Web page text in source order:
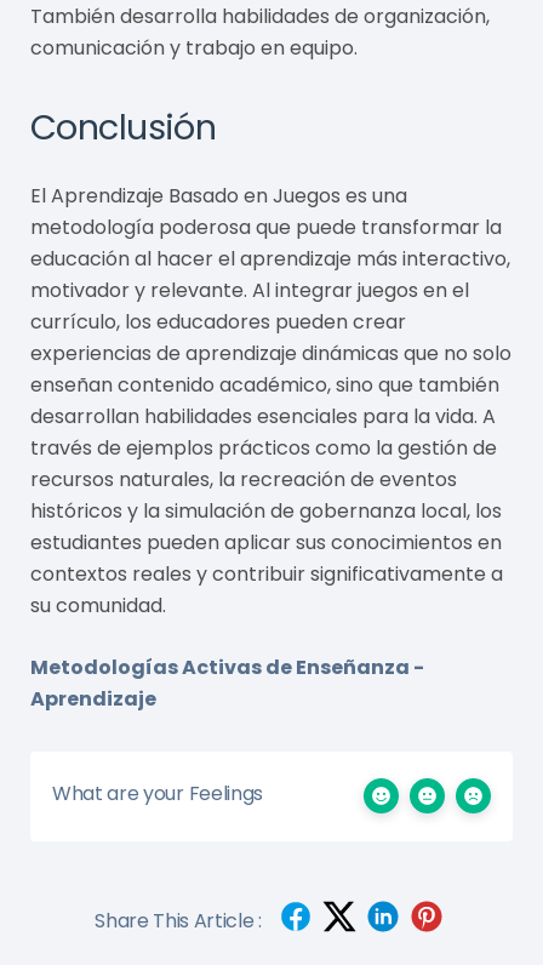
También desarrolla habilidades de organización,
comunicación y trabajo en equipo.
Conclusión
El Aprendizaje Basado en Juegos es una
metodología poderosa que puede transformar la
educación al hacer el aprendizaje más interactivo,
motivador y relevante. Al integrar juegos en el
currículo, los educadores pueden crear
experiencias de aprendizaje dinámicas que no solo
enseñan contenido académico, sino que también
desarrollan habilidades esenciales para la vida. A
través de ejemplos prácticos como la gestión de
recursos naturales, la recreación de eventos
históricos y la simulación de gobernanza local, los
estudiantes pueden aplicar sus conocimientos en
contextos reales y contribuir significativamente a
su comunidad.
Metodologías Activas de Enseñanza -
Aprendizaje
What are your Feelings
Share This Article :